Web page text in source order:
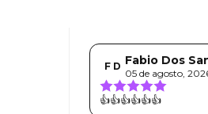
F D Fabio Dos
05 de agosto,
👍👍👍👍👍👍